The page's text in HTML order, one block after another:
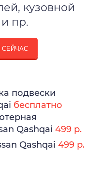
кузовной
пр.
СЕЙЧАС
подвески
бесплатно
Qashqai 499 р.
Qashqai 499 р.